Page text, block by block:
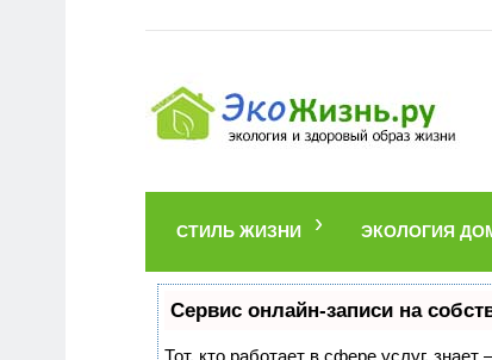
СТИЛЬ ЖИЗНИ ЭКОЛОГИЯ
Сервис онлайн-записи на